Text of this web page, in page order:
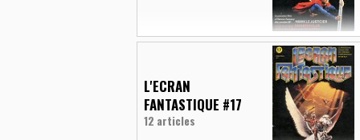
L'ECRAN
FANTASTIQUE #17
12 articles